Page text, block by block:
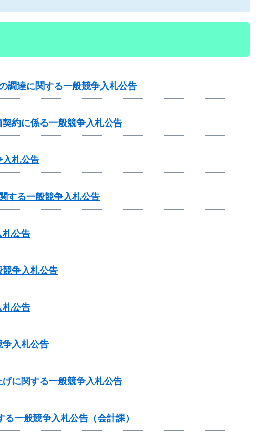
調達に関する一般競争入札公告
約に係る一般競争入札公告
入札公告
する一般競争入札公告
札公告
争入札公告
札公告
入札公告
に関する一般競争入札公告
一般競争入札公告（会計課）